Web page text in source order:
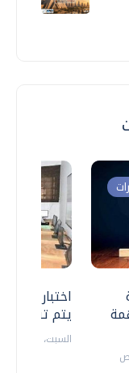
اختبارات
يتم
السبت، 18 يوليو 2026 09:22 ص